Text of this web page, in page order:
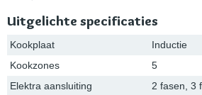
Uitgelichte specificaties
Kookplaat
Inductie
Kookzones
5
Elektra aansluiting
2 fasen, 3